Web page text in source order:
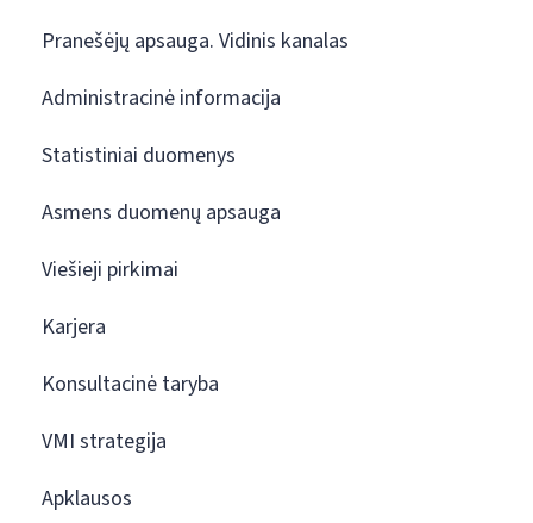
Pranešėjų apsauga. Vidinis kanalas
Administracinė informacija
Statistiniai duomenys
Asmens duomenų apsauga
Viešieji pirkimai
Karjera
Konsultacinė taryba
VMI strategija
Apklausos